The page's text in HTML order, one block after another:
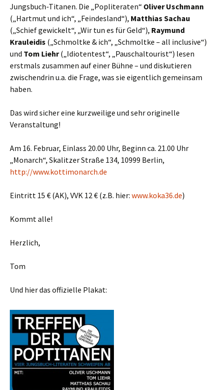
Jungsbuch-Titanen. Die „Popliteraten“ Oliver Uschmann
(„Hartmut und ich“, „Feindesland“), Matthias Sachau
(„Schief gewickelt“, „Wir tun es für Geld“), Raymund
Krauleidis („Schmoltke & ich“, „Schmoltke – all inclusive“)
und Tom Liehr(„Idiotentest“, „Pauschaltourist“) lesen
erstmals zusammen auf einer Bühne – und diskutieren
zwischendrin u.a. die Frage, was sie eigentlich gemeinsam
haben.
Das wird sicher eine kurzweilige und sehr originelle
Veranstaltung!
Am 16. Februar, Einlass 20.00 Uhr, Beginn ca. 21.00 Uhr
„Monarch“, Skalitzer Straße 134, 10999 Berlin,
http://www.kottimonarch.de
Eintritt 15 € (AK), VVK 12 € (z.B. hier: www.koka36.de)
Kommt alle!
Herzlich,
Tom
Und hier das offizielle Plakat: